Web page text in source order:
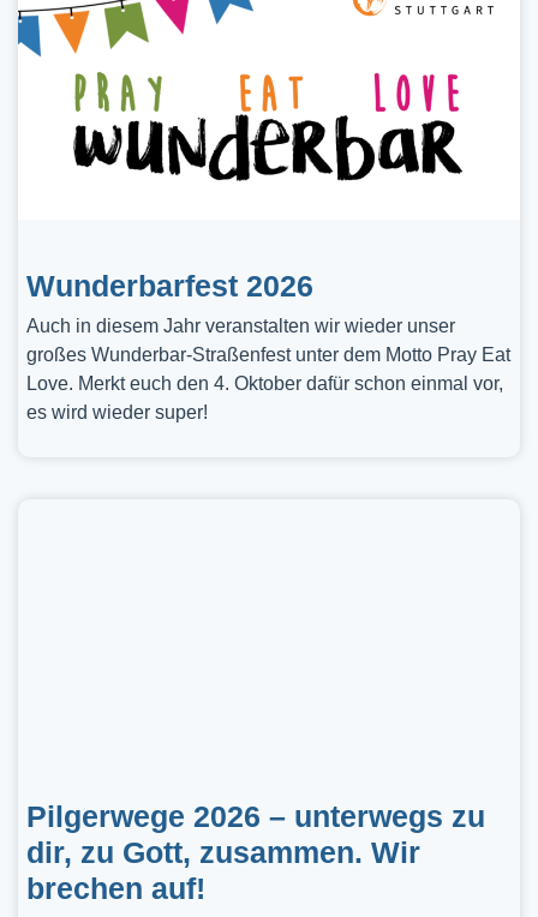
Wunderbarfest 2026
Auch in diesem Jahr veranstalten wir wieder unser
großes Wunderbar-Straßenfest unter dem Motto Pray Eat
Love. Merkt euch den 4. Oktober dafür schon einmal vor,
es wird wieder super!
Pilgerwege 2026 – unterwegs zu
dir, zu Gott, zusammen. Wir
brechen auf!